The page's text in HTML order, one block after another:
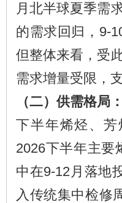
月北半球夏季需
的需求回归，9-
但整体来看，受
需求增量受限，
（二）供需格局：
下半年烯烃、
2026下半年主要
中在9-12月落地
入传统集中检修